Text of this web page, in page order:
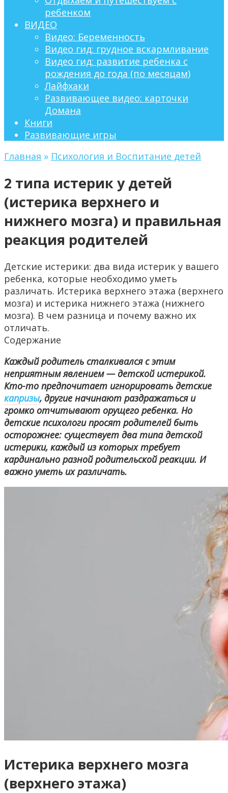
ребенком
ВИДЕО
Видео: Беременность
Видео гид: грудное вскармливание
Видео гид: развитие ребенка с
рождения до года (по месяцам)
Лайфхаки
Развивающее видео: карточки
Домана
Книги
Развивающие игры
Главная » Психология и Воспитание детей
2 типа истерик у детей
(истерика верхнего и
нижнего мозга) и правильная
реакция родителей
Детские истерики: два вида истерик у вашего
ребенка, которые необходимо уметь
различать. Истерика верхнего этажа (верхнего
мозга) и истерика нижнего этажа (нижнего
мозга). В чем разница и почему важно их
отличать.
Содержание
Каждый родитель сталкивался с этим
неприятным явлением — детской истерикой.
Кто-то предпочитает игнорировать детские
капризы, другие начинают раздражаться и
громко отчитывают орущего ребенка. Но
детские психологи просят родителей быть
осторожнее: существует два типа детской
истерики, каждый из которых требует
кардинально разной родительской реакции. И
важно уметь их различать.
Истерика верхнего мозга
(верхнего этажа)